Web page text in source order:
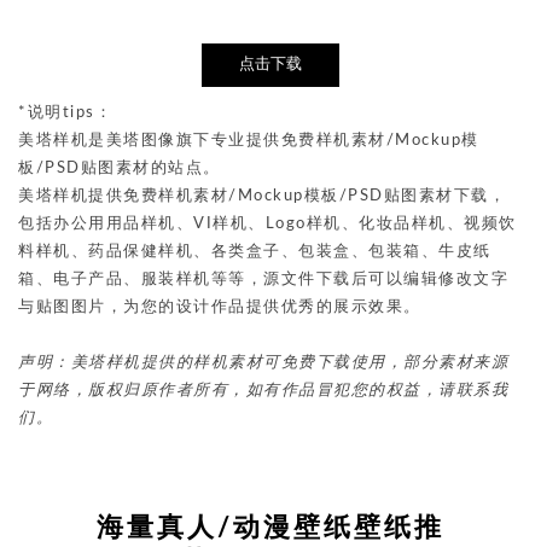
点击下载
*说明tips：
美塔样机是美塔图像旗下专业提供免费样机素材/Mockup模
板/PSD贴图素材的站点。
美塔样机提供免费样机素材/Mockup模板/PSD贴图素材下载，
包括办公用用品样机、VI样机、Logo样机、化妆品样机、视频饮
料样机、药品保健样机、各类盒子、包装盒、包装箱、牛皮纸
箱、电子产品、服装样机等等，源文件下载后可以编辑修改文字
与贴图图片，为您的设计作品提供优秀的展示效果。
声明：美塔样机提供的样机素材可免费下载使用，部分素材来源
于网络，版权归原作者所有，如有作品冒犯您的权益，请联系我
们。
海量真人/动漫壁纸壁纸推